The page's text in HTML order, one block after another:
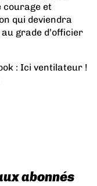
courage et
qui deviendra
grade d’officier
: Ici ventilateur !
abonnés